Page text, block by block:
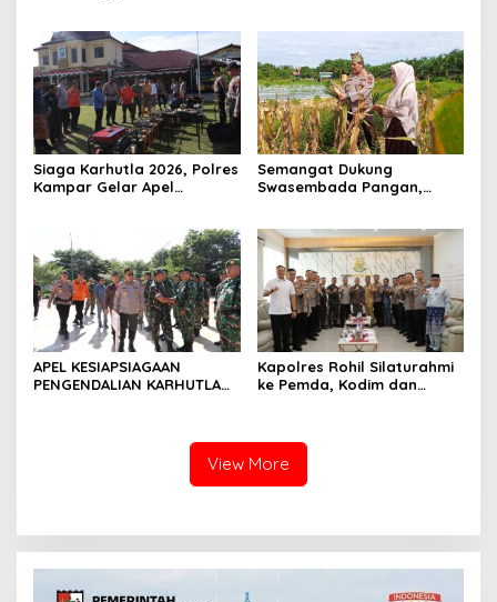
Lingkungan Hidup Kota
Pekanbaru dan Tim Pakar
Siaga Karhutla 2026, Polres
Kampar Gelar Apel
Semangat Dukung
Swasembada Pangan,
Sendayan
APEL KESIAPSIAGAAN
PENGENDALIAN KARHUTLA
KEMARAU DAN POTENSI EL
Kapolres Rohil Silaturahmi
ke Pemda, Kodim dan
View More